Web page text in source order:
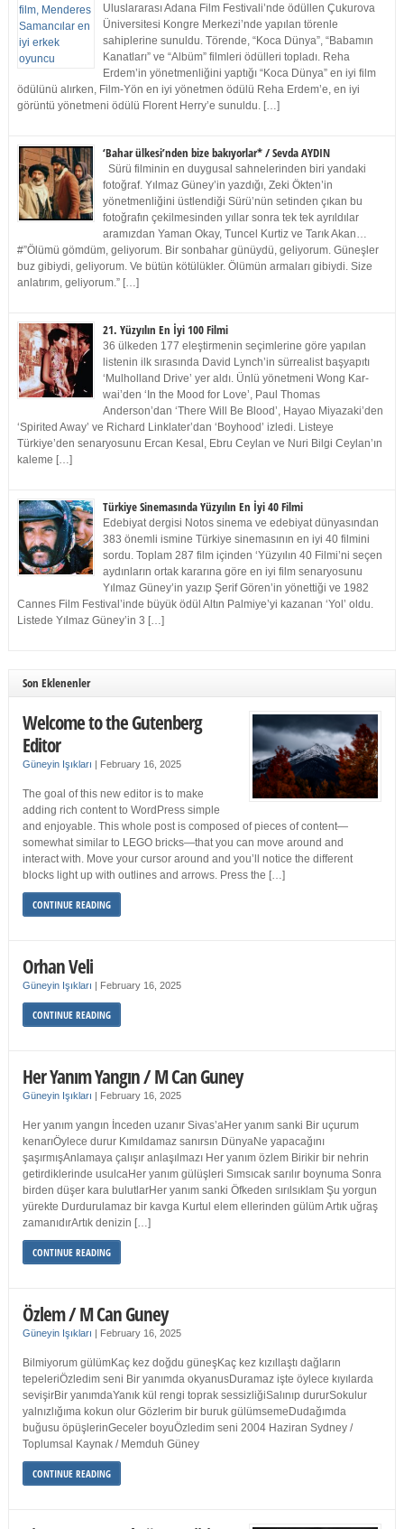
Uluslararası Adana Film Festivali’nde ödüllen Çukurova
Üniversitesi Kongre Merkezi’nde yapılan törenle
sahiplerine sunuldu. Törende, “Koca Dünya”, “Babamın
Kanatları” ve “Albüm” filmleri ödülleri topladı. Reha
Erdem’in yönetmenliğini yaptığı “Koca Dünya” en iyi film
ödülünü alırken, Film-Yön en iyi yönetmen ödülü Reha Erdem’e, en iyi
görüntü yönetmeni ödülü Florent Herry’e sunuldu. […]
‘Bahar ülkesi’nden bize bakıyorlar* / Sevda AYDIN
Sürü filminin en duygusal sahnelerinden biri yandaki
fotoğraf. Yılmaz Güney’in yazdığı, Zeki Ökten’in
yönetmenliğini üstlendiği Sürü’nün setinden çıkan bu
fotoğrafın çekilmesinden yıllar sonra tek tek ayrıldılar
aramızdan Yaman Okay, Tuncel Kurtiz ve Tarık Akan…
#”Ölümü gömdüm, geliyorum. Bir sonbahar günüydü, geliyorum. Güneşler
buz gibiydi, geliyorum. Ve bütün kötülükler. Ölümün armaları gibiydi. Size
anlatırım, geliyorum.” […]
21. Yüzyılın En İyi 100 Filmi
36 ülkeden 177 eleştirmenin seçimlerine göre yapılan
listenin ilk sırasında David Lynch’in sürrealist başyapıtı
‘Mulholland Drive’ yer aldı. Ünlü yönetmeni Wong Kar-
wai’den ‘In the Mood for Love’, Paul Thomas
Anderson’dan ‘There Will Be Blood’, Hayao Miyazaki’den
‘Spirited Away’ ve Richard Linklater’dan ‘Boyhood’ izledi. Listeye
Türkiye’den senaryosunu Ercan Kesal, Ebru Ceylan ve Nuri Bilgi Ceylan’ın
kaleme […]
Türkiye Sinemasında Yüzyılın En İyi 40 Filmi
Edebiyat dergisi Notos sinema ve edebiyat dünyasından
383 önemli ismine Türkiye sinemasının en iyi 40 filmini
sordu. Toplam 287 film içinden ‘Yüzyılın 40 Filmi’ni seçen
aydınların ortak kararına göre en iyi film senaryosunu
Yılmaz Güney’in yazıp Şerif Gören’in yönettiği ve 1982
Cannes Film Festival’inde büyük ödül Altın Palmiye’yi kazanan ‘Yol’ oldu.
Listede Yılmaz Güney’in 3 […]
Son Eklenenler
Welcome to the Gutenberg
Editor
Güneyin Işıkları | February 16, 2025
The goal of this new editor is to make
adding rich content to WordPress simple
and enjoyable. This whole post is composed of pieces of content—
somewhat similar to LEGO bricks—that you can move around and
interact with. Move your cursor around and you’ll notice the different
blocks light up with outlines and arrows. Press the […]
CONTINUE READING
Orhan Veli
Güneyin Işıkları | February 16, 2025
CONTINUE READING
Her Yanım Yangın / M Can Guney
Güneyin Işıkları | February 16, 2025
Her yanım yangın İnceden uzanır Sivas’aHer yanım sanki Bir uçurum
kenarıÖylece durur Kımıldamaz sanırsın DünyaNe yapacağını
şaşırmışAnlamaya çalışır anlaşılmazı Her yanım özlem Birikir bir nehrin
getirdiklerinde usulcaHer yanım gülüşleri Sımsıcak sarılır boynuma Sonra
birden düşer kara bulutlarHer yanım sanki Öfkeden sırılsıklam Şu yorgun
yürekte Durdurulamaz bir kavga Kurtul elem ellerinden gülüm Artık uğraş
zamanıdırArtık denizin […]
CONTINUE READING
Özlem / M Can Guney
Güneyin Işıkları | February 16, 2025
Bilmiyorum gülümKaç kez doğdu güneşKaç kez kızıllaştı dağların
tepeleriÖzledim seni Bir yanımda okyanusDuramaz işte öylece kıyılarda
sevişirBir yanımdaYanık kül rengi toprak sessizliğiSalınıp dururSokulur
yalnızlığıma kokun olur Gözlerim bir buruk gülümsemeDudağımda
buğusu öpüşlerinGeceler boyuÖzledim seni 2004 Haziran Sydney /
Toplumsal Kaynak / Memduh Güney
CONTINUE READING